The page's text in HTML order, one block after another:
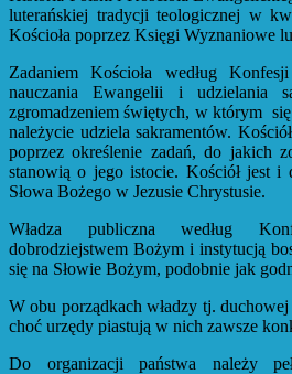
luterańskiej tradycji teologicznej w
Kościoła poprzez Księgi Wyznaniowe
Zadaniem Kościoła według
nauczania Ewangelii i udzielania
zgromadzeniem świętych, w którym
należycie udziela sakramentów.
poprzez określenie zadań, do jakich
stanowią o jego istocie. Kościół jest i
Słowa Bożego w Jezusie Chrystusie.
Władza publiczna według
dobrodziejstwem Bożym i instytucją
się na Słowie Bożym, podobnie jak
W obu porządkach władzy tj.
choć urzędy piastują w nich zawsze
Do organizacji państwa należy